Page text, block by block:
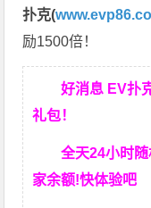
扑克(
励1500倍！
好消息 EV扑
礼包！
全天24小时
家余额!快体验吧